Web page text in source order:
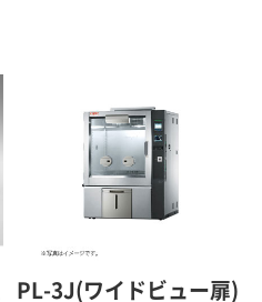
80％（割引率20％）
75％（割引率25％）
PL-3J(ワイドビュー扉)